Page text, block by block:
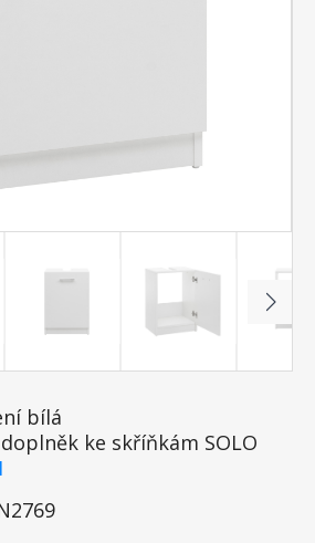
bílá
ke skříňkám SOLO